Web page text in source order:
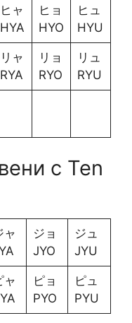
ヒャ
HYA
ヒョ
HYO
ヒュ
HYU
リャ
RYA
リョ
RYO
リュ
RYU
с Ten
ャ
ジョ
JYO
ジュ
JYU
ャ
ピョ
PYO
ピュ
PYU